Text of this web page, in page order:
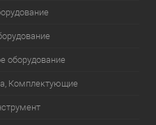
оборудование
Комплектующие